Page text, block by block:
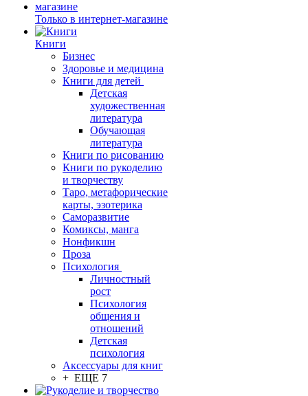
Только в интернет-магазине
Книги
Бизнес
Здоровье и медицина
Книги для детей
Детская
художественная
литература
Обучающая
литература
Книги по рисованию
Книги по рукоделию
и творчеству
Таро, метафорические
карты, эзотерика
Саморазвитие
Комиксы, манга
Нонфикшн
Проза
Психология
Личностный
рост
Психология
общения и
отношений
Детская
психология
Аксессуары для книг
+ ЕЩЕ 7